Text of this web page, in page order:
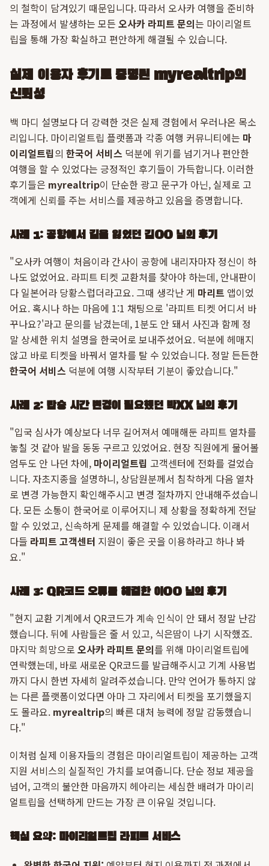
의 철학이 담겨있기 때문입니다. 따라서 오사카 여행을 준비하
는 과정에서 발생하는 모든 오사카 라피트 문의는 마이리얼트
립을 통해 가장 확실하고 편안하게 해결될 수 있습니다.
실제 이용자 후기로 증명된 myrealtrip의
신뢰성
백 마디 설명보다 더 강력한 것은 실제 경험에서 우러나온 목소
리입니다. 마이리얼트립 플랫폼과 각종 여행 커뮤니티에는 마
이리얼트립의 한국어 서비스 덕분에 위기를 넘기거나 편안한
여행을 할 수 있었다는 긍정적인 후기들이 가득합니다. 이러한
후기들은 myrealtrip이 단순한 광고 문구가 아닌, 실제로 고
객에게 신뢰를 주는 서비스를 제공하고 있음을 증명합니다.
사례 1: 공항에서 길을 잃었던 김OO 님의 후기
"오사카 여행이 처음이라 간사이 공항에 내리자마자 정신이 하
나도 없었어요. 라피트 티켓 교환처를 찾아야 하는데, 안내판이
다 일본어라 당황스럽더라고요. 그때 생각난 게 마리트 앱이었
어요. 혹시나 하는 마음에 1:1 채팅으로 '라피트 티켓 어디서 바
꾸나요?'라고 문의를 남겼는데, 1분도 안 돼서 사진과 함께 정
말 상세한 위치 설명을 한국어로 보내주셨어요. 덕분에 헤매지
않고 바로 티켓을 바꿔서 열차를 탈 수 있었습니다. 정말 든든한
한국어 서비스 덕분에 여행 시작부터 기분이 좋았습니다."
사례 2: 탑승 시간 변경이 필요했던 박XX 님의 후기
"입국 심사가 예상보다 너무 길어져서 예매해둔 라피트 열차를
놓칠 것 같아 발을 동동 구르고 있었어요. 현장 직원에게 물어볼
엄두도 안 나던 차에, 마이리얼트립 고객센터에 전화를 걸었습
니다. 자초지종을 설명하니, 상담원분께서 침착하게 다음 열차
로 변경 가능한지 확인해주시고 변경 절차까지 안내해주셨습니
다. 모든 소통이 한국어로 이루어지니 제 상황을 정확하게 전달
할 수 있었고, 신속하게 문제를 해결할 수 있었습니다. 이래서
다들 라피트 고객센터 지원이 좋은 곳을 이용하라고 하나 봐
요."
사례 3: QR코드 오류를 해결한 이OO 님의 후기
"현지 교환 기계에서 QR코드가 계속 인식이 안 돼서 정말 난감
했습니다. 뒤에 사람들은 줄 서 있고, 식은땀이 나기 시작했죠.
마지막 희망으로 오사카 라피트 문의를 위해 마이리얼트립에
연락했는데, 바로 새로운 QR코드를 발급해주시고 기계 사용법
까지 다시 한번 자세히 알려주셨습니다. 만약 언어가 통하지 않
는 다른 플랫폼이었다면 아마 그 자리에서 티켓을 포기했을지
도 몰라요. myrealtrip의 빠른 대처 능력에 정말 감동했습니
다."
이처럼 실제 이용자들의 경험은 마이리얼트립이 제공하는 고객
지원 서비스의 실질적인 가치를 보여줍니다. 단순 정보 제공을
넘어, 고객의 불안한 마음까지 헤아리는 세심한 배려가 마이리
얼트립을 선택하게 만드는 가장 큰 이유일 것입니다.
핵심 요약: 마이리얼트립 라피트 서비스